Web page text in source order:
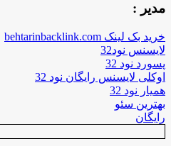
مدیر :
خرید بک لینک behtarinbacklink.com
لایسنس نود32
پسورد نود 32
اوکلی لایسنس رایگان نود 32
همیار نود 32
بهترین سئو
رایگان